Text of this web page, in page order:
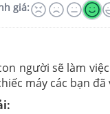
giá:
người sẽ làm
máy các bạn đã